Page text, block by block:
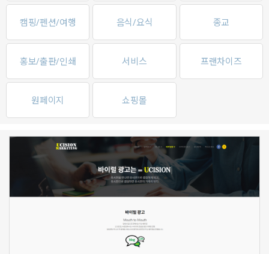
캠핑/펜션/여행 음식/요식 종교
홍보/출판/인쇄 서비스 프랜차이즈
원페이지 쇼핑몰